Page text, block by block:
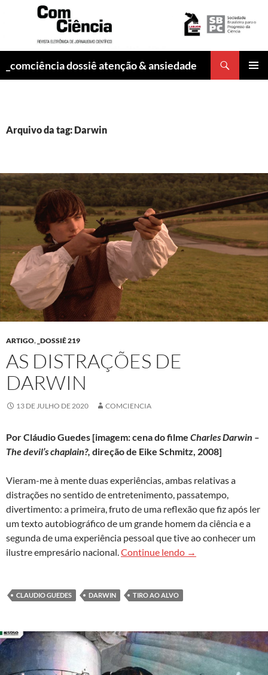
_comciência dossiê atenção & ansiedade
Arquivo da tag: Darwin
ARTIGO, _DOSSIÊ 219
AS DISTRAÇÕES DE
DARWIN
13 DE JULHO DE 2020 COMCIENCIA
Por Cláudio Guedes [imagem: cena do filme Charles Darwin –
The devil’s chaplain?, direção de Eike Schmitz, 2008]
Vieram-me à mente duas experiências, ambas relativas a
distrações no sentido de entretenimento, passatempo,
divertimento: a primeira, fruto de uma reflexão que fiz após ler
um texto autobiográfico de um grande homem da ciência e a
segunda de uma experiência pessoal que tive ao conhecer um
ilustre empresário nacional.Continue lendo As distrações de
→
CLAUDIO GUEDES DARWIN TIRO AO ALVO